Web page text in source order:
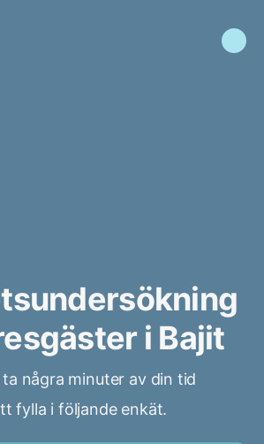
i Bajit
ta några minuter av din tid
fylla i följande enkät.